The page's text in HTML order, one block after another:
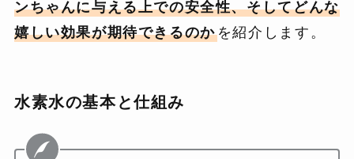
ンちゃんに与える上での安全性、そしてどんな
嬉しい効果が期待できるのかを紹介します。
水素水の基本と仕組み